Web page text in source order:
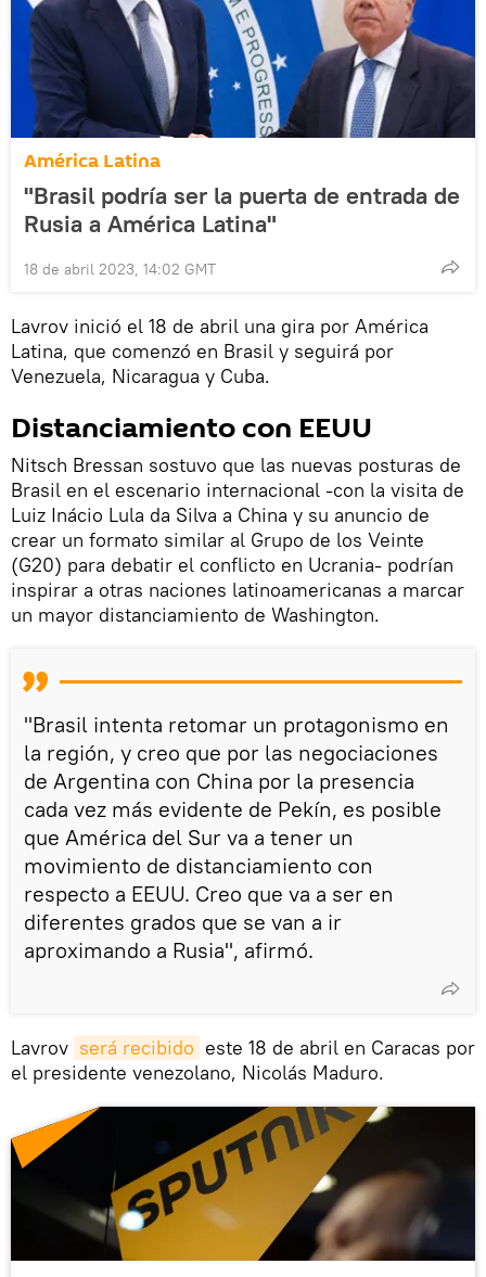
América Latina
"Brasil podría ser la puerta de entrada de
Rusia a América Latina"
18 de abril 2023, 14:02 GMT
Lavrov inició el 18 de abril una gira por América
Latina, que comenzó en Brasil y seguirá por
Venezuela, Nicaragua y Cuba.
Distanciamiento con EEUU
Nitsch Bressan sostuvo que las nuevas posturas de
Brasil en el escenario internacional -con la visita de
Luiz Inácio Lula da Silva a China y su anuncio de
crear un formato similar al Grupo de los Veinte
(G20) para debatir el conflicto en Ucrania- podrían
inspirar a otras naciones latinoamericanas a marcar
un mayor distanciamiento de Washington.
"Brasil intenta retomar un protagonismo en
la región, y creo que por las negociaciones
de Argentina con China por la presencia
cada vez más evidente de Pekín, es posible
que América del Sur va a tener un
movimiento de distanciamiento con
respecto a EEUU. Creo que va a ser en
diferentes grados que se van a ir
aproximando a Rusia", afirmó.
Lavrov será recibido este 18 de abril en Caracas por
el presidente venezolano, Nicolás Maduro.